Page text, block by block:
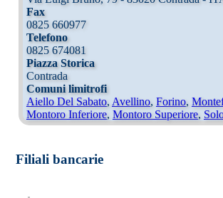
Fax
0825 660977
Telefono
0825 674081
Piazza Storica
Contrada
Comuni limitrofi
Aiello Del Sabato, Avellino, Forino,
Montoro Inferiore, Montoro Superiore,
Filiali bancarie